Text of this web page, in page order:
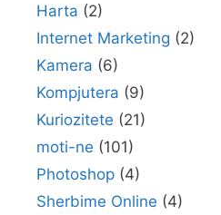
Harta (2)
Internet Marketing (2)
Kamera (6)
Kompjutera (9)
Kuriozitete (21)
moti-ne (101)
Photoshop (4)
Sherbime Online (4)